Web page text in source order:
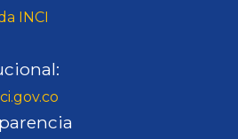
INCI